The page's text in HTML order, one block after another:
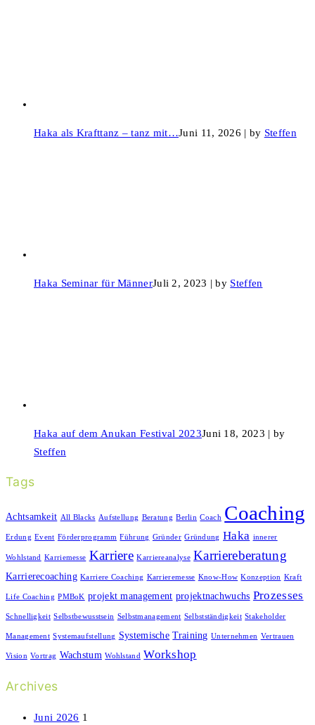
Haka als Krafttanz – tanz mit…Juni 11, 2026 | by Steffen
Haka Seminar für MännerJuli 2, 2023 | by Steffen
Haka auf dem Anukan Festival 2023Juni 18, 2023 | by
Steffen
Tags
Achtsamkeit All Blacks Aufstellung Beratung Berlin Coach Coaching
Erdung Event Förderprogramm Führung Gründer Gründung Haka innerer
Wohlstand Karriemesse Karriere Karriereanalyse Karriereberatung
Karrierecoaching Karriere Coaching Karrieremesse Know-How Konzeption Kraft
Life Coaching PMBoK projekt management projektnachwuchs Prozesses
Schnelligkeit Selbstbewusstsein Selbstmanagement Selbstständigkeit Stakeholder
Management Systemaufstellung Systemische Training Unternehmen Vertrauen
Vision Vortrag Wachstum Wohlstand Workshop
Archives
Juni 2026 1